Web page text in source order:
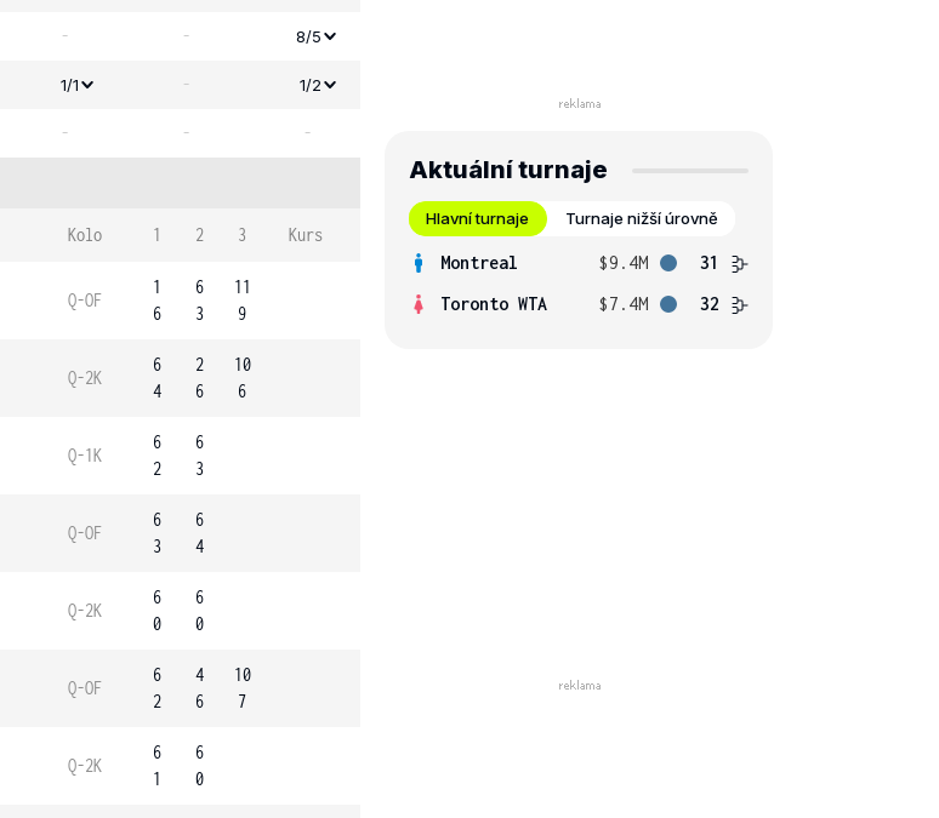
- - 8/5
1/1 - 1/2
- - -
Kolo 1 2 3 Kurs
Q-OF
1
6
6
3
11
9
Q-2K
6
4
2
6
10
6
Q-1K
6
2
6
3
Q-OF
6
3
6
4
Q-2K
6
0
6
0
Q-OF
6
2
4
6
10
7
Q-2K
6
1
6
0
Aktuální turnaje
Hlavní turnaje Turnaje nižší úrovně
Montreal $9.4M
31
Toronto WTA
$7.4M 32